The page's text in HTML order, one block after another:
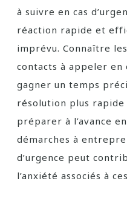
à suivre en cas
réaction rapide et
imprévu. Connaître
contacts à appeler en
gagner un temps
résolution plus rapide
préparer à l’avance
démarches à
d’urgence peut
l’anxiété associés à